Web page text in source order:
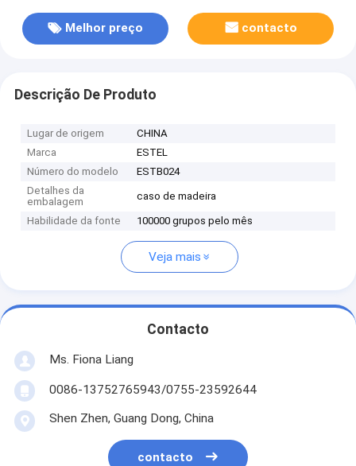
Melhor preço contacto
Descrição De Produto
Lugar de origem
CHINA
Marca
ESTEL
Número do modelo
ESTB024
Detalhes da
embalagem
caso de madeira
Habilidade da fonte 100000 grupos pelo mês
Veja mais
Contacto
Ms. Fiona Liang
0086-13752765943/0755-23592644
Shen Zhen, Guang Dong, China
contacto